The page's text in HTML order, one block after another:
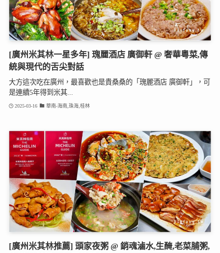
[廣州米其林一星多年] 瑰麗酒店 廣御軒 @ 奢華粵菜,傳
統與現代的舌尖對話
大方這次吃在廣州，最喜歡也是貴桑桑的「瑰麗酒店 廣御軒」，可
是連續5年得到米其...
2025-03-16 華南-海南,珠海,桂林
[廣州米其林推薦] 頭家夜粥 @ 銷魂滷水,生醃,老菜脯粥,